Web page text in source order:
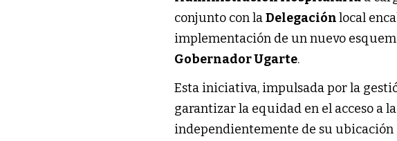
conjunto con laDelegaciónlocal
implementación de un nuevo
Gobernador Ugarte.
Esta iniciativa, impulsada por la
garantizar la equidad en el acceso a
independientemente de su